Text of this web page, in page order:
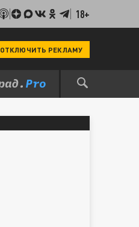
18+
ОТКЛЮЧИТЬ РЕКЛАМУ